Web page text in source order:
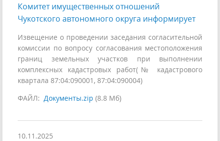
Комитет имущественных отношений
Чукотского автономного округа информирует
Извещение о проведении заседания согласительной
комиссии по вопросу согласования местоположения
границ земельных участков при выполнении
комплексных кадастровых работ(№ кадастрового
квартала 87:04:090001, 87:04:090004)
ФАЙЛ: Документы.zip (8.8 Мб)
10.11.2025